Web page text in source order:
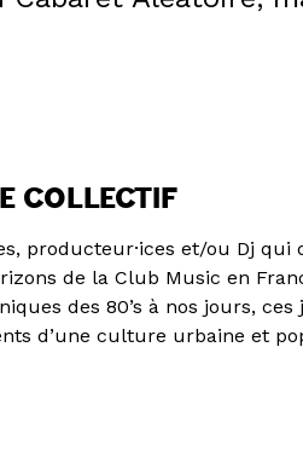
COLLECTIF
producteur·ices et/ou Dj qui
de la Club Music en
des 80’s à nos jours, ces
d’une culture urbaine et